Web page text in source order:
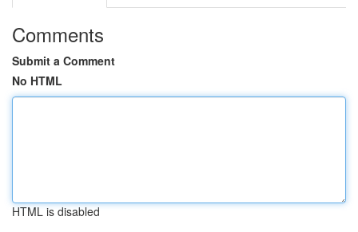
Comments
Submit a Comment
No HTML
HTML is disabled